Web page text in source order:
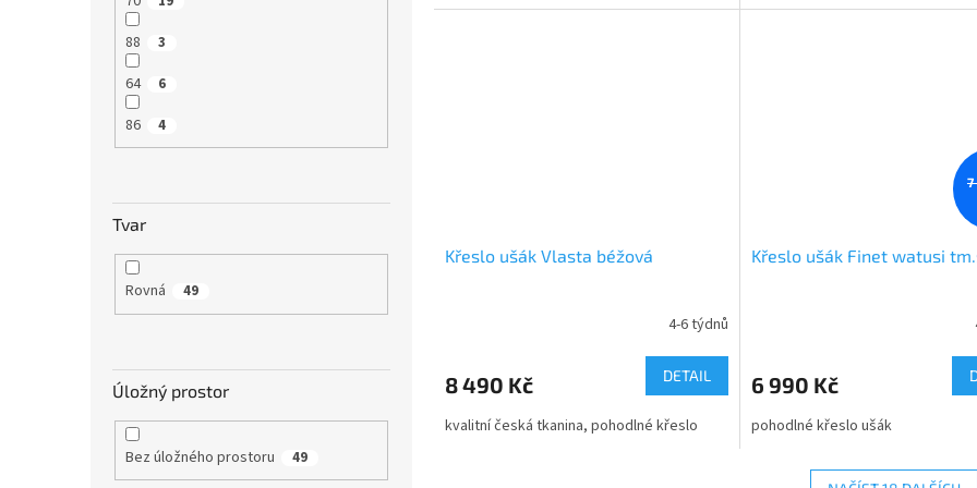
88 3
64 6
86 4
Tvar
Rovná 49
Úložný prostor
Bez úložného prostoru 49
Křeslo ušák Vlasta béžová
4-6 týdnů
8 490 Kč DETAIL
kvalitní česká tkanina, pohodlné křeslo
7
Křeslo ušák Finet watusi
6 990 Kč
pohodlné křeslo ušák